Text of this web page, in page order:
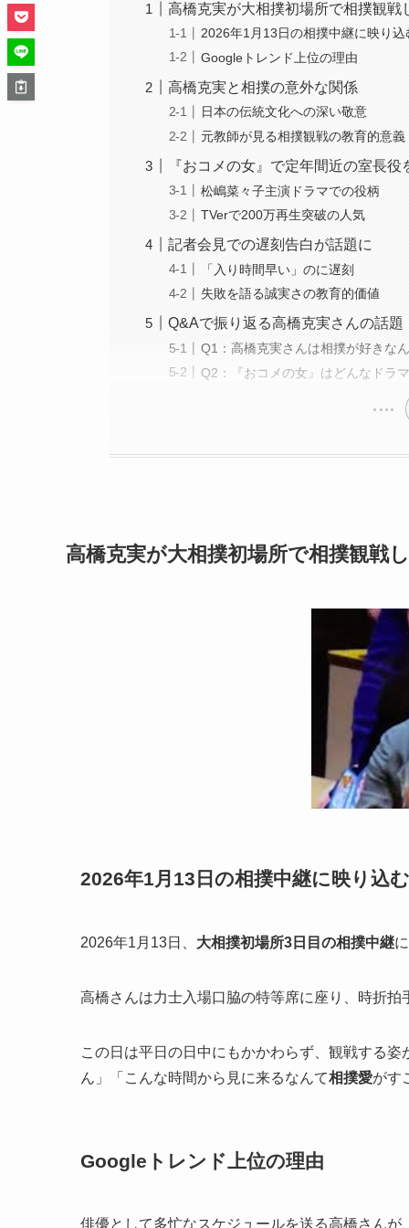
高橋克実が大相撲初場所で相撲観戦
2026年1月13日の相撲中継に映り込
Googleトレンド上位の理由
高橋克実と相撲の意外な関係
日本の伝統文化への深い敬意
元教師が見る相撲観戦の教育的意義
『おコメの女』で定年間近の室長役
松嶋菜々子主演ドラマでの役柄
TVerで200万再生突破の人気
記者会見での遅刻告白が話題に
「入り時間早い」のに遅刻
失敗を語る誠実さの教育的価値
Q&Aで振り返る高橋克実さんの話題
Q1：高橋克実さんは相撲が好きな
Q2：『おコメの女』はどんなドラ
高橋克実が大相撲初場所で相撲観戦
2026年1月13日の相撲中継に映り込む
2026年1月13日、 大相撲初場所3日目の相撲中継
高橋さんは力士入場口脇の特等席に座り、時折
この日は平日の日中にもかかわらず、観戦する
ん」「こんな時間から見に来るなんて相撲愛がす
Googleトレンド上位の理由
俳優として多忙なスケジュールを送る高橋さん